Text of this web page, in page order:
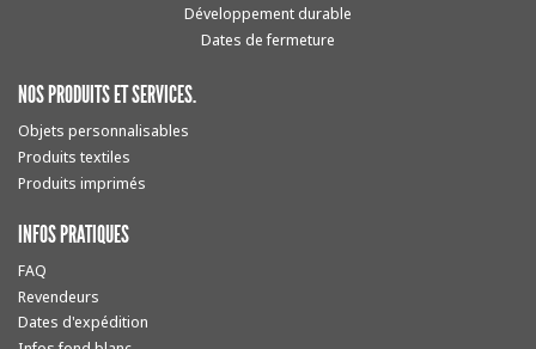
Développement durable
Dates de fermeture
NOS PRODUITS ET SERVICES.
Objets personnalisables
Produits textiles
Produits imprimés
INFOS PRATIQUES
FAQ
Revendeurs
Dates d'expédition